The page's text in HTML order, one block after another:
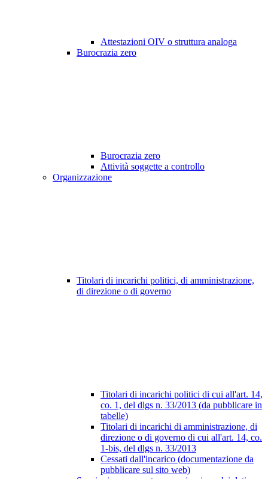
Attestazioni OIV o struttura analoga
Burocrazia zero
Burocrazia zero
Attività soggette a controllo
Organizzazione
Titolari di incarichi politici, di amministrazione,
di direzione o di governo
Titolari di incarichi politici di cui all'art. 14,
co. 1, del dlgs n. 33/2013 (da pubblicare in
tabelle)
Titolari di incarichi di amministrazione, di
direzione o di governo di cui all'art. 14, co.
1-bis, del dlgs n. 33/2013
Cessati dall'incarico (documentazione da
pubblicare sul sito web)